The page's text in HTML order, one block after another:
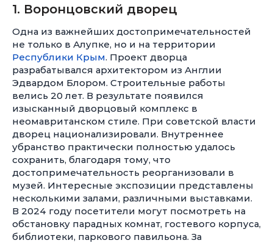
1. Воронцовский дворец
Одна из важнейших достопримечательностей
не только в Алупке, но и на территории
Республики Крым. Проект дворца
разрабатывался архитектором из Англии
Эдвардом Блором. Строительные работы
велись 20 лет. В результате появился
изысканный дворцовый комплекс в
неомавританском стиле. При советской власти
дворец национализировали. Внутреннее
убранство практически полностью удалось
сохранить, благодаря тому, что
достопримечательность реорганизовали в
музей. Интересные экспозиции представлены
несколькими залами, различными выставками.
В 2024 году посетители могут посмотреть на
обстановку парадных комнат, гостевого корпуса,
библиотеки, паркового павильона. За